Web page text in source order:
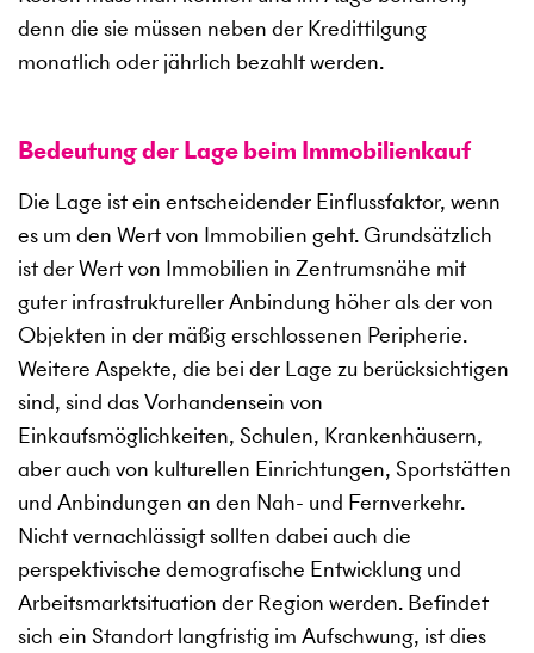
denn die sie müssen neben der Kredittilgung
monatlich oder jährlich bezahlt werden.
Bedeutung der Lage beim Immobilienkauf
Die Lage ist ein entscheidender Einflussfaktor, wenn
es um den Wert von Immobilien geht. Grundsätzlich
ist der Wert von Immobilien in Zentrumsnähe mit
guter infrastruktureller Anbindung höher als der von
Objekten in der mäßig erschlossenen Peripherie.
Weitere Aspekte, die bei der Lage zu berücksichtigen
sind, sind das Vorhandensein von
Einkaufsmöglichkeiten, Schulen, Krankenhäusern,
aber auch von kulturellen Einrichtungen, Sportstätten
und Anbindungen an den Nah- und Fernverkehr.
Nicht vernachlässigt sollten dabei auch die
perspektivische demografische Entwicklung und
Arbeitsmarktsituation der Region werden. Befindet
sich ein Standort langfristig im Aufschwung, ist dies